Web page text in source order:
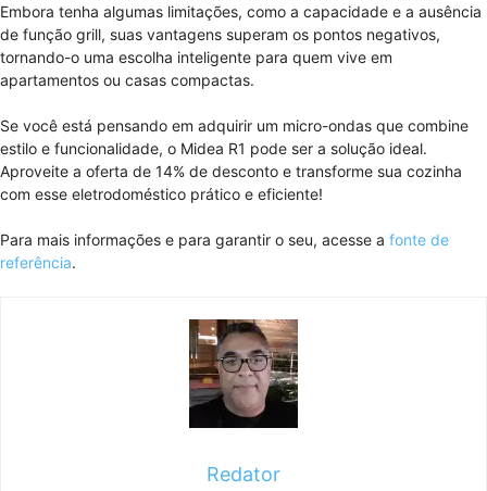
Embora tenha algumas limitações, como a capacidade e a ausência
de função grill, suas vantagens superam os pontos negativos,
tornando-o uma escolha inteligente para quem vive em
apartamentos ou casas compactas.
Se você está pensando em adquirir um micro-ondas que combine
estilo e funcionalidade, o Midea R1 pode ser a solução ideal.
Aproveite a oferta de 14% de desconto e transforme sua cozinha
com esse eletrodoméstico prático e eficiente!
Para mais informações e para garantir o seu, acesse a fonte de
referência.
Redator